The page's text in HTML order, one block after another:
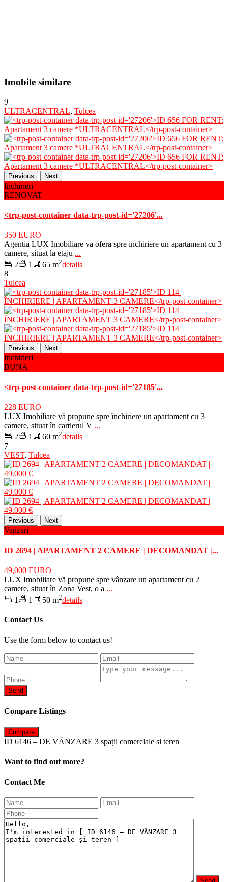
Imobile similare
9
ULTRACENTRAL, Tulcea
Previous Next
Inchirieri
RENOVAT
<trp-post-container data-trp-post-id='27206'...
350 EURO
Agentia LUX Imobiliare va ofera spre inchiriere un apartament cu 3
camere, situat la etaju ...
2
1 65 m2details
8
Tulcea
Previous Next
Inchirieri
BUNA
<trp-post-container data-trp-post-id='27185'...
228 EURO
LUX Imobiliare vă propune spre închiriere un apartament cu 3
camere, situat în cartierul V ...
2
1 60 m2details
7
VEST, Tulcea
Previous Next
Vanzari
ID 2694 | APARTAMENT 2 CAMERE | DECOMANDAT |...
49,000 EURO
LUX Imobiliare vă propune spre vânzare un apartament cu 2
camere, situat în Zona Vest, o a ...
1
1 50 m2details
Contact Us
Use the form below to contact us!
Send
Compare Listings
Compare
ID 6146 – DE VÂNZARE 3 spații comerciale și teren
Want to find out more?
Contact Me